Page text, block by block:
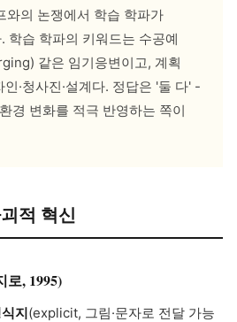
의 논쟁에서 학습 학파가
학습 학파의 키워드는 수공예
같은 임기응변이고, 계획
·청사진·설계다. 정답은 '둘 다' -
경 변화를 적극 반영하는 쪽이
적 혁신
로, 1995)
지(explicit, 그림·문자로 전달 가능